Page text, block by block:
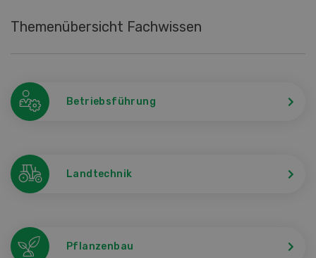
Themenübersicht Fachwissen
Betriebsführung
Landtechnik
Pflanzenbau